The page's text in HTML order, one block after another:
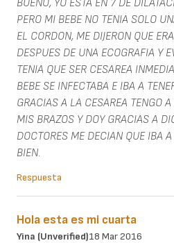
BUENO, YO ESTA EN 7 DE
PERO MI BEBE NO TENIA SOLO
EL CORDON, ME DIJERON QUE
DESPUES DE UNA ECOGRAFIA Y
TENIA QUE SER CESAREA
BEBE SE INFECTABA E IBA A
GRACIAS A LA CESAREA TENGO
MIS BRAZOS Y DOY GRACIAS A
DOCTORES ME DECIAN QUE IBA
BIEN.
Respuesta
Hola esta es mi cuarta
Yina (unverified)18 Mar 2016